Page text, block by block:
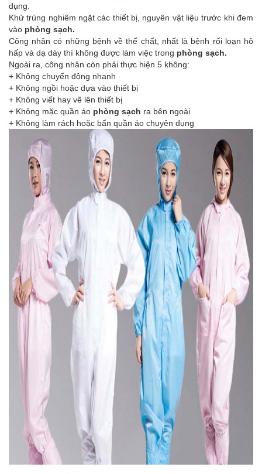
dụng.
Khử trùng nghiêm ngặt các thiết bị, nguyên vật liệu trước khi đem
vào phòng sạch.
Công nhân có những bệnh về thể chất, nhất là bệnh rối loạn hô
hấp và dạ dày thì không được làm việc trong phòng sạch.
Ngoài ra, công nhân còn phải thực hiện 5 không:
+ Không chuyển động nhanh
+ Không ngồi hoặc dựa vào thiết bị
+ Không viết hay vẽ lên thiết bị
+ Không mặc quần áo phòng sạch ra bên ngoài
+ Không làm rách hoặc bẩn quần áo chuyên dụng